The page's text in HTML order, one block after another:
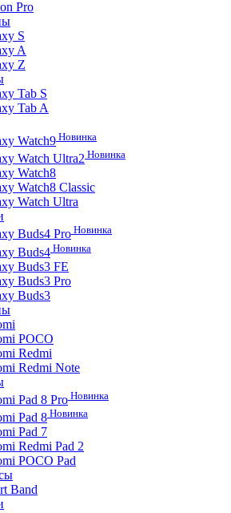
Pro
S
A
Z
Tab S
Tab A
Watch9 Новинка
Watch Ultra2 Новинка
Watch8
Watch8 Classic
Watch Ultra
Buds4 Pro Новинка
Buds4 Новинка
Buds3 FE
Buds3 Pro
Buds3
POCO
Redmi
Redmi Note
Pad 8 Pro Новинка
Pad 8 Новинка
Pad 7
Redmi Pad 2
POCO Pad
Band